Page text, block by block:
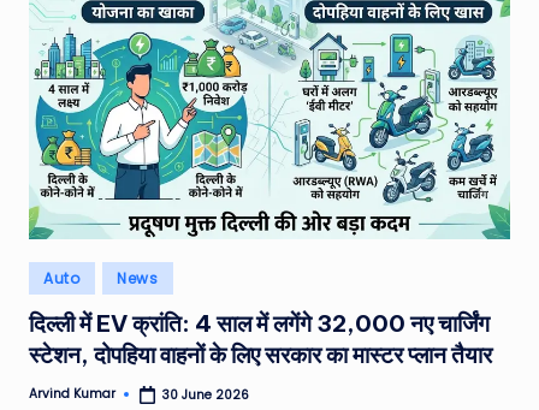
Posted
in
Auto News
दिल्ली में EV क्रांति: 4 साल में लगेंगे 32,000 नए चार्जिंग
स्टेशन, दोपहिया वाहनों के लिए सरकार का मास्टर प्लान तैयार
Posted
Arvind Kumar 30 June 2026